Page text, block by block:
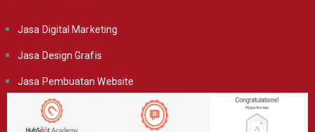
Jasa Digital Marketing
Jasa Design Grafis
Jasa Pembuatan Website